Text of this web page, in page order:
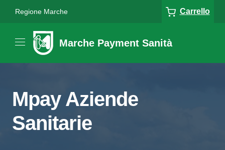
Regione Marche Carrello
Marche Payment Sanità
Mpay Aziende
Sanitarie